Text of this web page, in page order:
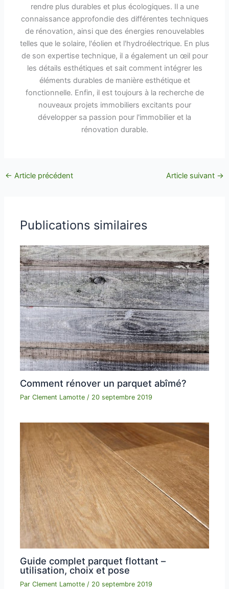
rendre plus durables et plus écologiques. Il a une
connaissance approfondie des différentes techniques
de rénovation, ainsi que des énergies renouvelables
telles que le solaire, l'éolien et l'hydroélectrique. En plus
de son expertise technique, il a également un œil pour
les détails esthétiques et sait comment intégrer les
éléments durables de manière esthétique et
fonctionnelle. Enfin, il est toujours à la recherche de
nouveaux projets immobiliers excitants pour
développer sa passion pour l'immobilier et la
rénovation durable.
← Article précédent Article suivant →
Publications similaires
Comment rénover un parquet abîmé?
ParClement Lamotte / 20 septembre 2019
Guide complet parquet flottant –
utilisation, choix et pose
ParClement Lamotte/ 20 septembre 2019